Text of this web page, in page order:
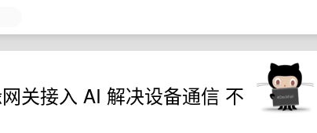
关接入 AI 解决设备通信 不